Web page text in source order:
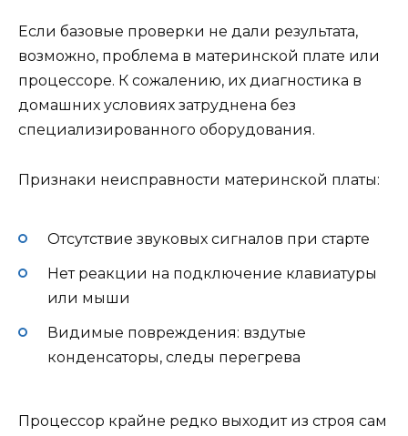
Если базовые проверки не дали результата,
возможно, проблема в материнской плате или
процессоре. К сожалению, их диагностика в
домашних условиях затруднена без
специализированного оборудования.
Признаки неисправности материнской платы:
Отсутствие звуковых сигналов при старте
Нет реакции на подключение клавиатуры
или мыши
Видимые повреждения: вздутые
конденсаторы, следы перегрева
Процессор крайне редко выходит из строя сам